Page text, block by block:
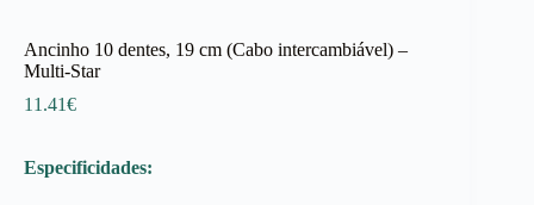
Ancinho 10 dentes, 19 cm (Cabo intercambiável) –
Multi-Star
11.41€
Especificidades: